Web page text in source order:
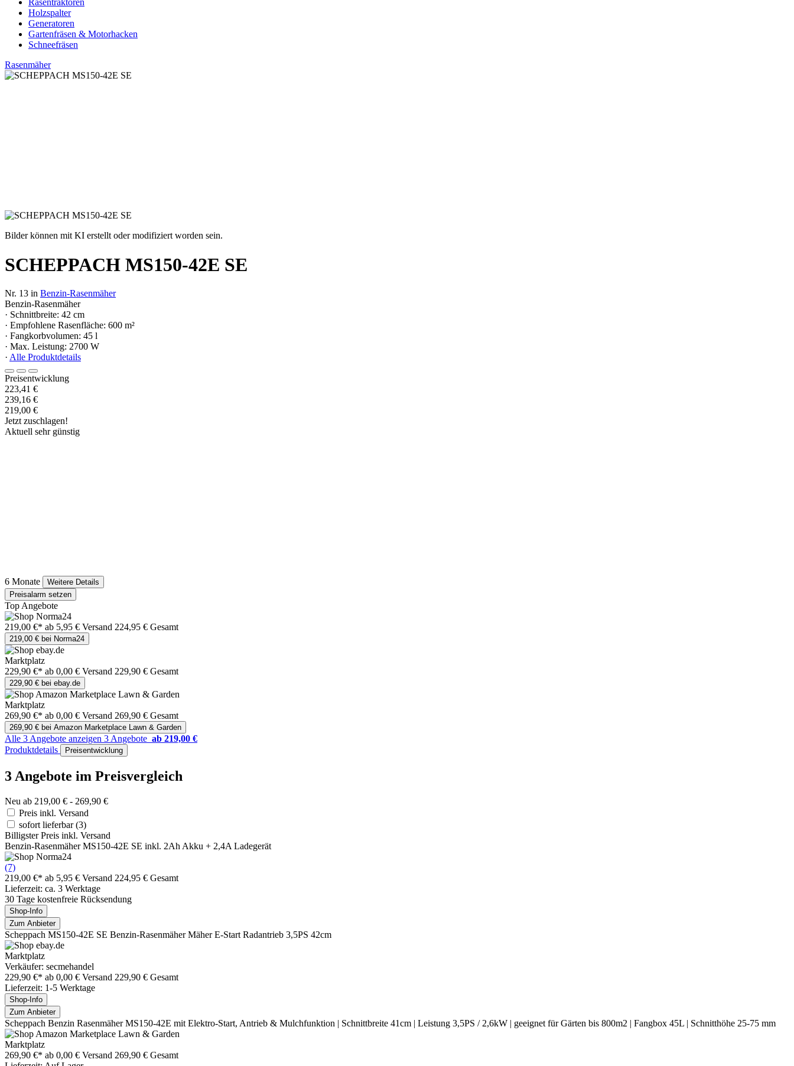
Rasentraktoren
Holzspalter
Generatoren
Gartenfräsen & Motorhacken
Schneefräsen
Rasenmäher
Bilder können mit KI erstellt oder modifiziert worden sein.
SCHEPPACH MS150-42E SE
Nr. 13 in Benzin-Rasenmäher
Benzin-Rasenmäher
· Schnittbreite: 42 cm
· Empfohlene Rasenfläche: 600 m²
· Fangkorbvolumen: 45 l
· Max. Leistung: 2700 W
· Alle Produktdetails
Preisentwicklung
223,41 €
239,16 €
219,00 €
Jetzt zuschlagen!
Aktuell sehr günstig
6 Monate
Weitere Details
Preisalarm setzen
Top Angebote
219,00 €* ab 5,95 € Versand 224,95 € Gesamt
219,00 € bei Norma24
Marktplatz
229,90 €* ab 0,00 € Versand 229,90 € Gesamt
229,90 € bei ebay.de
Marktplatz
269,90 €* ab 0,00 € Versand 269,90 € Gesamt
269,90 € bei Amazon Marketplace Lawn & Garden
Alle 3 Angebote anzeigen 3 Angebote ab 219,00 €
Produktdetails
Preisentwicklung
3 Angebote im Preisvergleich
Neu ab 219,00 € - 269,90 €
Preis inkl. Versand
sofort lieferbar(3)
Billigster Preis inkl. Versand
Benzin-Rasenmäher MS150-42E SE inkl. 2Ah Akku + 2,4A Ladegerät
(7)
219,00 €* ab 5,95 € Versand 224,95 € Gesamt
Lieferzeit: ca. 3 Werktage
30 Tage kostenfreie Rücksendung
Shop-Info
Zum Anbieter
Scheppach MS150-42E SE Benzin-Rasenmäher Mäher E-Start Radantrieb 3,5PS 42cm
Marktplatz
Verkäufer: secmehandel
229,90 €* ab 0,00 € Versand 229,90 € Gesamt
Lieferzeit: 1-5 Werktage
Shop-Info
Zum Anbieter
Scheppach Benzin Rasenmäher MS150-42E mit Elektro-Start, Antrieb & Mulchfunktion | Schnittbreite 41cm | Leistung 3,5PS / 2,6kW | geeignet für Gärten bis 800m2 | Fangbox 45L | Schnitthöhe 25-75 mm
Marktplatz
269,90 €* ab 0,00 € Versand 269,90 € Gesamt